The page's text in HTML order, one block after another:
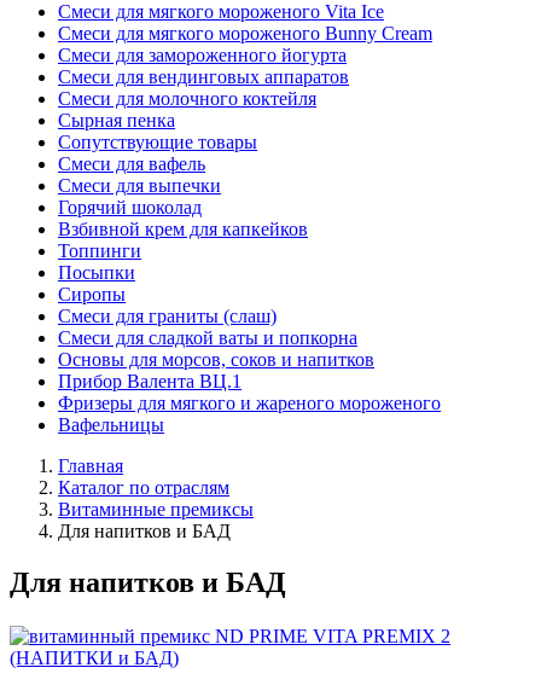
Смеси для мягкого мороженого Vita Ice
Смеси для мягкого мороженого Bunny Cream
Смеси для замороженного йогурта
Смеси для вендинговых аппаратов
Смеси для молочного коктейля
Сырная пенка
Сопутствующие товары
Смеси для вафель
Смеси для выпечки
Горячий шоколад
Взбивной крем для капкейков
Топпинги
Посыпки
Сиропы
Смеси для граниты (слаш)
Смеси для сладкой ваты и попкорна
Основы для морсов, соков и напитков
Прибор Валента ВЦ.1
Фризеры для мягкого и жареного мороженого
Вафельницы
Главная
Каталог по отраслям
Витаминные премиксы
Для напитков и БАД
Для напитков и БАД